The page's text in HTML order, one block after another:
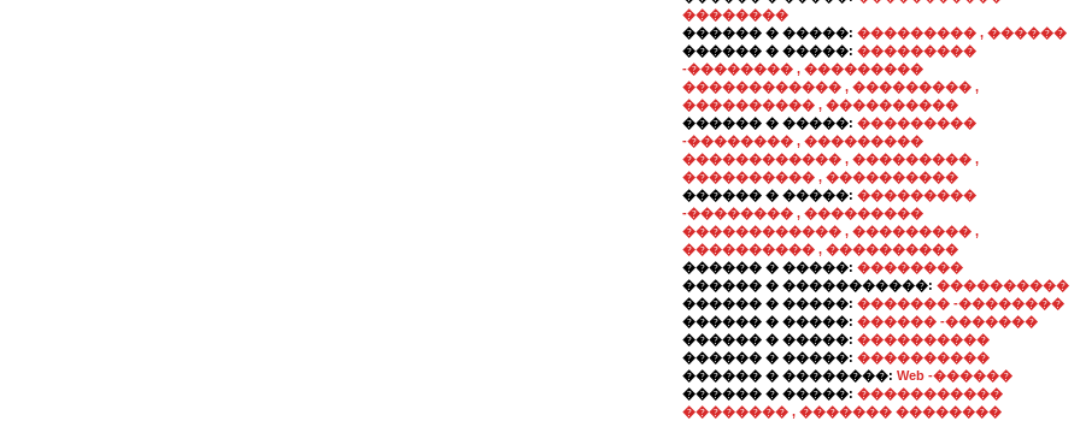
��������
������ � �����: ��������� , ������
������ � �����: ���������
-�������� , ���������
������������ , ��������� ,
���������� , ����������
������ � �����: ���������
-�������� , ���������
������������ , ��������� ,
���������� , ����������
������ � �����: ���������
-�������� , ���������
������������ , ��������� ,
���������� , ����������
������ � �����: ��������
������ � �����������: ����������
������ � �����: ������� -��������
������ � �����: ������ -�������
������ � �����: ����������
������ � �����: ����������
������ � ��������: Web -������
������ � �����: �����������
�������� , ������� ��������